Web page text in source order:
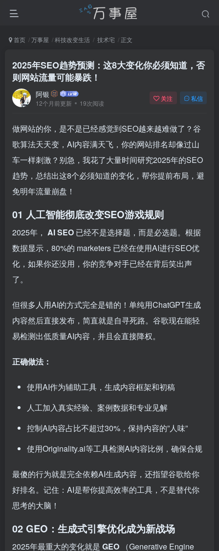
首页 万事屋 科技改变生活 技术宅 正文
2025年SEO趋势预测：这8大变化你必须知道，否
则网站流量可能暴跌！
阿银
12个月前更新 19次阅读
关注 私信
做网站的你，是不是已经感觉到SEO越来越难做了？谷
歌算法天天变，AI内容满天飞，你的网站排名却像过山
车一样刺激？别急，我花了大量时间研究2025年的SEO
趋势，总结出这8个必须知道的变化，帮你提前布局，避
免明年流量崩盘！
01 人工智能彻底改变SEO游戏规则
2025年， AI SEO 已经不是选择题，而是必选题。根据
数据显示，80%的 marketers 已经在使用AI进行SEO优
化，如果你还没用，你的竞争对手已经在背后笑出声
了。
但很多人用AI的方式完全是错的！单纯用ChatGPT生成
内容然后直接发布，简直就是自寻死路。谷歌现在能轻
易检测出低质量AI内容，并且会直接降权。
正确做法：
使用AI作为辅助工具，生成内容框架和初稿
人工加入真实经验、案例数据和专业见解
控制AI内容占比不超过30%，保持内容的”人味”
使用Originality.ai等工具检测AI内容比例，确保合规
最傻的行为就是完全依赖AI生成内容，还指望谷歌给你
好排名。记住：AI是帮你提高效率的工具，不是替代你
思考的大脑！
02 GEO：生成式引擎优化成为新战场
2025年最重大的变化就是 GEO
（Generative Engine